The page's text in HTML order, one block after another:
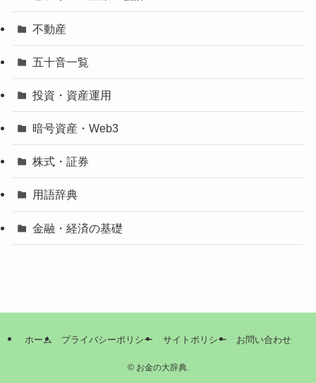
不動産
五十音一覧
投資・資産運用
暗号資産・Web3
株式・証券
用語辞典
金融・経済の基礎
ホーム プライバシーポリシー サイトポリシー お問い合わせ
©お金の大辞典.